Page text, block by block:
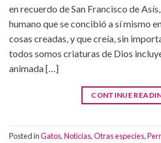
en recuerdo de San Francisco de
humano que se concibió a sí mismo
cosas creadas, y que creía, sin
todos somos criaturas de Dios
animada […]
CONTINUE
Posted inGatos,Noticias,Otras especies,